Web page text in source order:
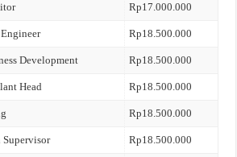
Rp17.000.000
Rp18.500.000
Development Rp18.500.000
Head Rp18.500.000
Rp18.500.000
Supervisor Rp18.500.000